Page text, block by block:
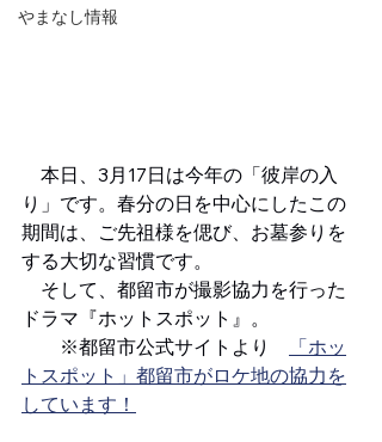
やまなし情報
本日、3月17日は今年の「彼岸の入
り」です。春分の日を中心にしたこの
期間は、ご先祖様を偲び、お墓参りを
する大切な習慣です。
そして、都留市が撮影協力を行った
ドラマ『ホットスポット』。
※都留市公式サイトより
「ホッ
トスポット」都留市がロケ地の協力を
しています！